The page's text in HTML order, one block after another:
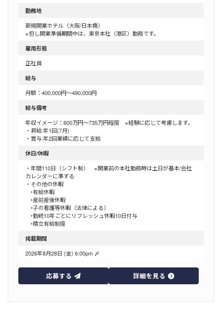
勤務地
新規開業ホテル（大阪/日本橋）
※但し開業準備期間中は、東京本社（港区）勤務です。
雇用形態
正社員
給与
月額：400,000円～490,000円
給与備考
年収イメージ：600万円～735万円程度 ※経験に応じて考慮します。
・昇給:年1回(7月)
・賞与:年2回業績に応じて支給
休日/休暇
・年間110日（シフト制） ※開業前の本社勤務時は土日が基本/会社
カレンダーに準ずる
・その他の休暇
‣有給休暇
‣産前産後休暇
‣子の看護等休暇（法律による）
‣勤続10年ごとにリフレッシュ休暇10日付与
‣積立有給制度
掲載期間
2026年8月28日 (金) 6:00pm 〆
応募する 詳細を見る